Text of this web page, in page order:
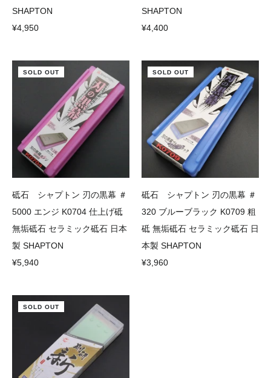
SHAPTON
¥4,950
SHAPTON
¥4,400
SOLD OUT
砥石 シャプトン 刃の黒幕 ＃
5000 エンジ K0704 仕上げ砥
無垢砥石 セラミック砥石 日本
製 SHAPTON
¥5,940
SOLD OUT
砥石 シャプトン 刃の黒幕 ＃
320 ブルーブラック K0709 粗
砥 無垢砥石 セラミック砥石 日
本製 SHAPTON
¥3,960
SOLD OUT